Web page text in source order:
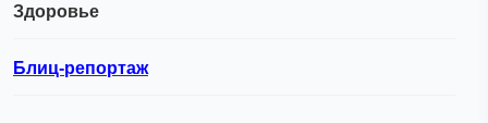
Здоровье
Блиц-репортаж